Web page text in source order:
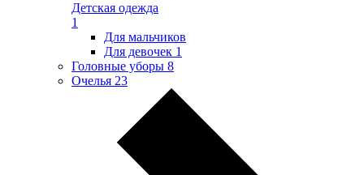
Детская одежда
1
Для мальчиков
Для девочек 1
Головные уборы 8
Очелья 23